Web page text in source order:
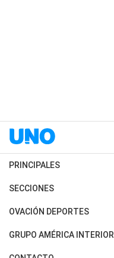
PRINCIPALES
Últimas Noticias
Política
SECCIONES
Horóscopo
Motores
OVACIÓN DEPORTES
Fútbol
Mundial
GRUPO AMÉRICA INTERIOR